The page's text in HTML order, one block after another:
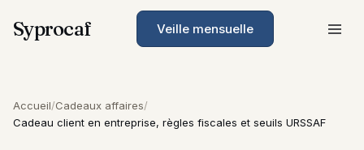
Syprocaf Veille mensuelle
Accueil/Cadeaux affaires/
Cadeau client en entreprise, règles fiscales et seuils URSSAF